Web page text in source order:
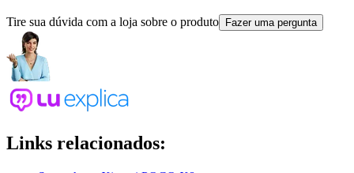
Tire sua dúvida com a loja sobre o produto Fazer uma pergunta
Links relacionados: